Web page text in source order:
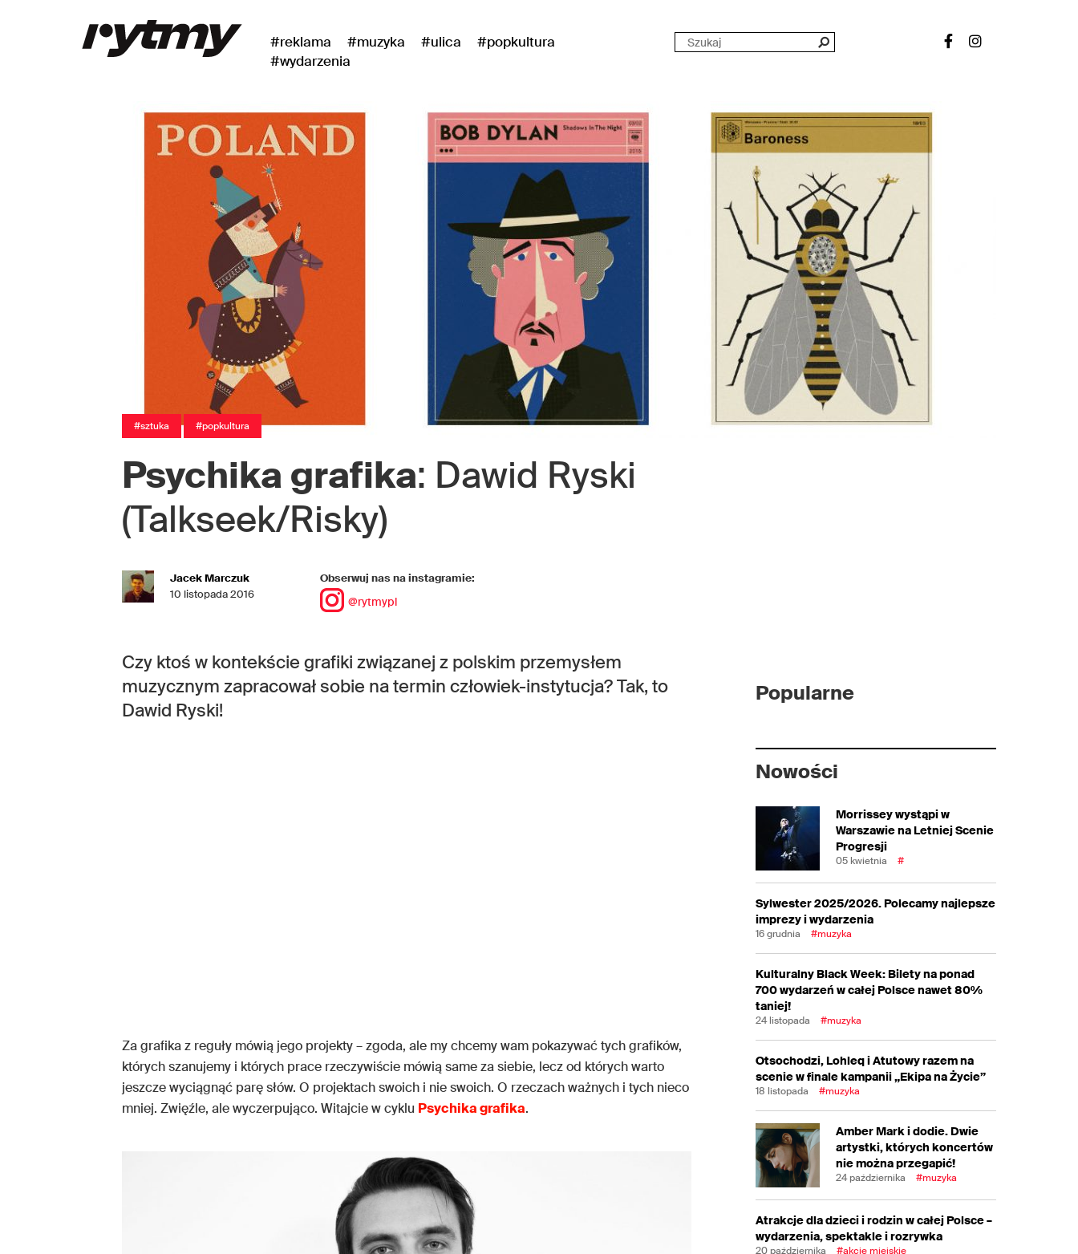
#reklama #muzyka #ulica
#popkultura
#wydarzenia
#sztuka #popkultura
Psychika grafika: Dawid Ryski
(Talkseek/Risky)
Jacek Marczuk
10 listopada 2016
Obserwuj nas na instagramie:
@rytmypl
Czy ktoś w kontekście grafiki związanej z polskim przemysłem
muzycznym zapracował sobie na termin człowiek-instytucja? Tak, to
Dawid Ryski!
Za grafika z reguły mówią jego projekty – zgoda, ale my chcemy wam pokazywać tych grafików,
których szanujemy i których prace rzeczywiście mówią same za siebie, lecz od których warto
jeszcze wyciągnąć parę słów. O projektach swoich i nie swoich. O rzeczach ważnych i tych nieco
mniej. Zwięźle, ale wyczerpująco. Witajcie w cyklu Psychika grafika.
Popularne
Nowości
Morrissey wystąpi w
Warszawie na Letniej Scenie
Progresji
05 kwietnia #
Sylwester 2025/2026. Polecamy najlepsze
imprezy i wydarzenia
16 grudnia #muzyka
Kulturalny Black Week: Bilety na ponad
700 wydarzeń w całej Polsce nawet 80%
taniej!
24 listopada #muzyka
Otsochodzi, Lohleq i Atutowy razem na
scenie w finale kampanii „Ekipa na Życie”
18 listopada #muzyka
Amber Mark i dodie. Dwie
artystki, których koncertów
nie można przegapić!
24 października #muzyka
Atrakcje dla dzieci i rodzin w całej Polsce –
wydarzenia, spektakle i rozrywka
20 października #akcje miejskie